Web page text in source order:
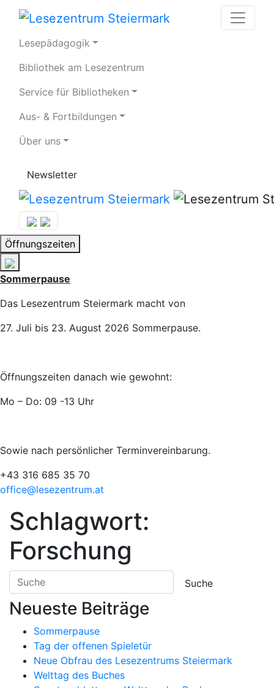
Lesepädagogik
Bibliothek am Lesezentrum
Service für Bibliotheken
Aus- & Fortbildungen
Über uns
Newsletter
Öffnungszeiten
Sommerpause
Das Lesezentrum Steiermark macht von
27. Juli bis 23. August 2026 Sommerpause.
Öffnungszeiten danach wie gewohnt:
Mo – Do: 09 -13 Uhr
Sowie nach persönlicher Terminvereinbarung.
+43 316 685 35 70
office@lesezentrum.at
Schlagwort:
Forschung
Neueste Beiträge
Sommerpause
Tag der offenen Spieletür
Neue Obfrau des Lesezentrums Steiermark
Welttag des Buches